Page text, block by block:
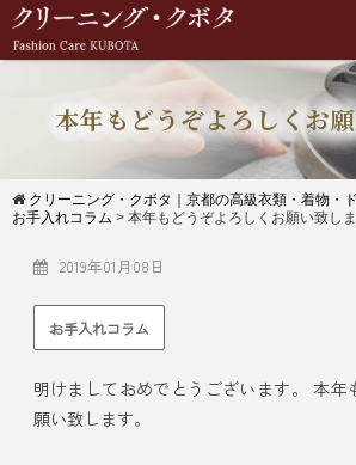
本年もどうぞよろしくお
クリーニング・クボタ｜京都の高級衣類・着物・
お手入れコラム > 本年もどうぞよろしくお願い致し
2019年01月08日
お手入れコラム
明けましておめでとうございます。 本年
願い致します。